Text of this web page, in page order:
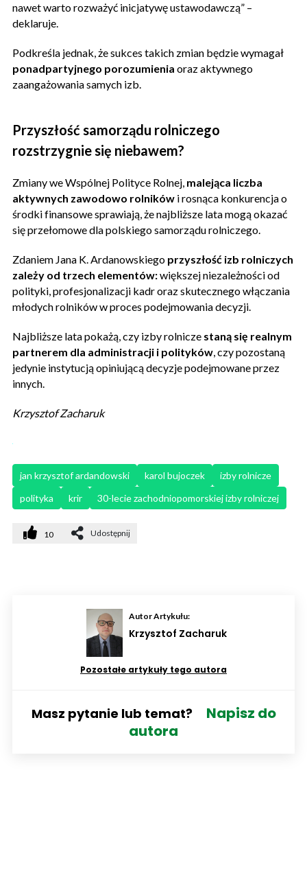
nawet warto rozważyć inicjatywę ustawodawczą” –
deklaruje.
Podkreśla jednak, że sukces takich zmian będzie wymagał
ponadpartyjnego porozumienia oraz aktywnego
zaangażowania samych izb.
Przyszłość samorządu rolniczego
rozstrzygnie się niebawem?
Zmiany we Wspólnej Polityce Rolnej, malejąca liczba
aktywnych zawodowo rolników i rosnąca konkurencja o
środki finansowe sprawiają, że najbliższe lata mogą okazać
się przełomowe dla polskiego samorządu rolniczego.
Zdaniem Jana K. Ardanowskiego przyszłość izb rolniczych
zależy od trzech elementów:większej niezależności od
polityki, profesjonalizacji kadr oraz skutecznego włączania
młodych rolników w proces podejmowania decyzji.
Najbliższe lata pokażą, czy izby rolnicze staną się realnym
partnerem dla administracji i polityków, czy pozostaną
jedynie instytucją opiniującą decyzje podejmowane przez
innych.
Krzysztof Zacharuk
jan krzysztof ardandowski karol bujoczek
izby rolnicze
polityka
krir 30-lecie zachodniopomorskiej izby rolniczej
10 Udostępnij
Autor Artykułu:
Krzysztof Zacharuk
Pozostałe artykuły tego autora
Masz pytanie lub temat?
Napisz do
autora